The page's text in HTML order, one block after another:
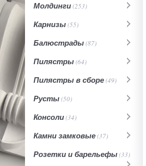
Молдинги(253)
Карнизы(55)
Балюстрады(87)
Пилястры(64)
Пилястры в сборе(49)
Русты(50)
Консоли(34)
Камни замковые(37)
Розетки и барельефы(33)